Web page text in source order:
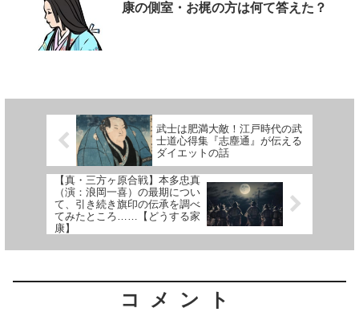
康の側室・お梶の方は何て答えた？
武士は肥満大敵！江戸時代の武
士道心得集『志塵通』が伝える
ダイエットの話
【真・三方ヶ原合戦】本多忠真
（演：浪岡一喜）の最期につい
て、引き続き旗印の伝承を調べ
てみたところ……【どうする家
康】
コメント